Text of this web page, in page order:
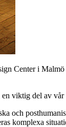
Center i Malmö
viktig del av
och
komplexa